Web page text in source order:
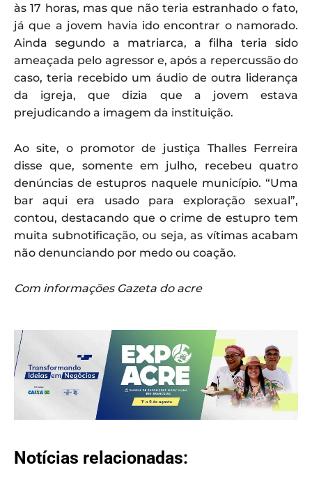
às 17 horas, mas que não teria estranhado o fato,
já que a jovem havia ido encontrar o namorado.
Ainda segundo a matriarca, a filha teria sido
ameaçada pelo agressor e, após a repercussão do
caso, teria recebido um áudio de outra liderança
da igreja, que dizia que a jovem estava
prejudicando a imagem da instituição.
Ao site, o promotor de justiça Thalles Ferreira
disse que, somente em julho, recebeu quatro
denúncias de estupros naquele município. “Uma
bar aqui era usado para exploração sexual”,
contou, destacando que o crime de estupro tem
muita subnotificação, ou seja, as vítimas acabam
não denunciando por medo ou coação.
Com informações Gazeta do acre
Notícias relacionadas: